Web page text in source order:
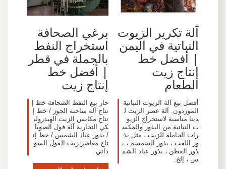
آلة تكرير الزيوت
النباتية في اليمن
| أفضل خط
إنتاج زيت
الطعام
أفضل بيع آلة الزيوت النباتية
الموردون. آلة عصر الزيت ل
دينا مناسبة لاستخراج الزيو
ت النباتية من البذور والمكس
رات الحاملة للزيت ، مثل بذ
ور اللفت ، بذور السمسم ، ب
ذور القطن ، بذور عباد الشم
س ، إلخ.
برغي الصحافة
استخراج النفط
بالجملة في قطر
| أفضل خط
إنتاج زيت
حار بيع النفط الصحافة خط إ
نتاج آلة ساخنة الجوز / خط إ
نتاج مكابس الزيت الهيدرولي
كي التجارية آلة فول الصويا
/ بذور عباد الشمس / خط إن
تاج معاصر زيت الفول السو
داني